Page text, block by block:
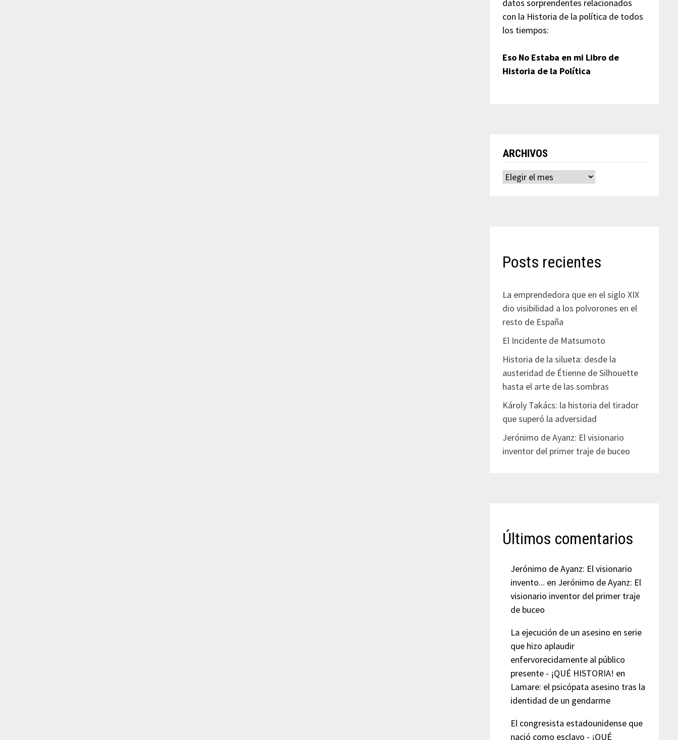
datos sorprendentes relacionados
con la Historia de la política de todos
los tiempos:
Eso No Estaba en mi Libro de
Historia de la Política
ARCHIVOS
Archivos
Posts recientes
La emprendedora que en el siglo XIX
dio visibilidad a los polvorones en el
resto de España
El Incidente de Matsumoto
Historia de la silueta: desde la
austeridad de Étienne de Silhouette
hasta el arte de las sombras
Károly Takács: la historia del tirador
que superó la adversidad
Jerónimo de Ayanz: El visionario
inventor del primer traje de buceo
Últimos comentarios
Jerónimo de Ayanz: El visionario
invento... en Jerónimo de Ayanz: El
visionario inventor del primer traje
de buceo
La ejecución de un asesino en serie
que hizo aplaudir
enfervorecidamente al público
presente - ¡QUÉ HISTORIA! en
Lamare: el psicópata asesino tras la
identidad de un gendarme
El congresista estadounidense que
nació como esclavo - ¡QUÉ